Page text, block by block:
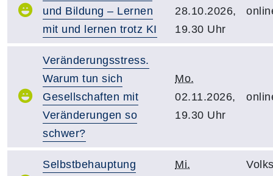
und Bildung – Lernen
mit und lernen trotz KI
28.10.2026,
19.30 Uhr
Veränderungsstress.
Warum tun sich
Gesellschaften mit
Veränderungen so
schwer?
Mo.
02.11.2026,
19.30 Uhr
Selbstbehauptung
Mi.